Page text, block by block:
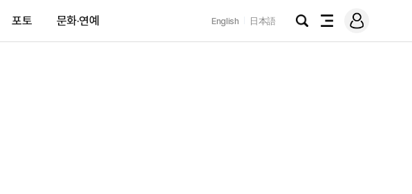
포토 문화·연예 English 日本語
검
전
메
그